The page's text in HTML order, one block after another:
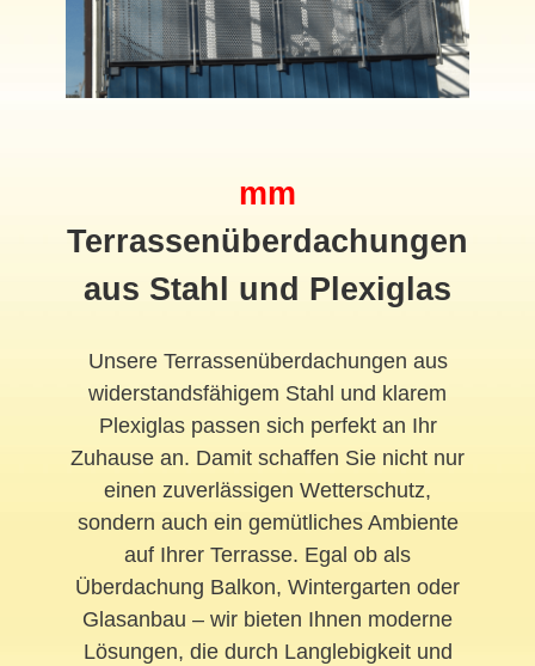
mm
Terrassenüberdachungen
aus Stahl und Plexiglas
Unsere Terrassenüberdachungen aus
widerstandsfähigem Stahl und klarem
Plexiglas passen sich perfekt an Ihr
Zuhause an. Damit schaffen Sie nicht nur
einen zuverlässigen Wetterschutz,
sondern auch ein gemütliches Ambiente
auf Ihrer Terrasse. Egal ob als
Überdachung Balkon, Wintergarten oder
Glasanbau – wir bieten Ihnen moderne
Lösungen, die durch Langlebigkeit und